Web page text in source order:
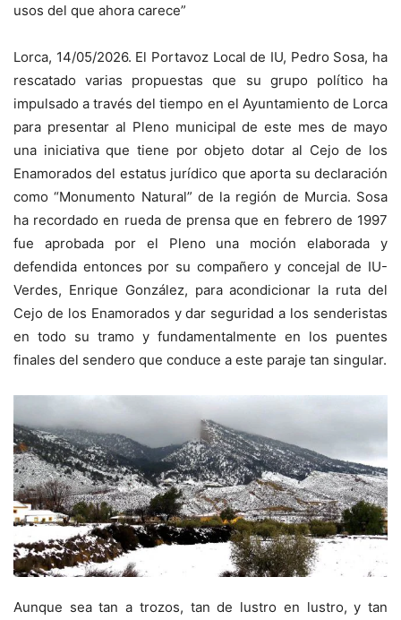
usos del que ahora carece”
Lorca, 14/05/2026. El Portavoz Local de IU, Pedro Sosa, ha
rescatado varias propuestas que su grupo político ha
impulsado a través del tiempo en el Ayuntamiento de Lorca
para presentar al Pleno municipal de este mes de mayo
una iniciativa que tiene por objeto dotar al Cejo de los
Enamorados del estatus jurídico que aporta su declaración
como “Monumento Natural” de la región de Murcia. Sosa
ha recordado en rueda de prensa que en febrero de 1997
fue aprobada por el Pleno una moción elaborada y
defendida entonces por su compañero y concejal de IU-
Verdes, Enrique González, para acondicionar la ruta del
Cejo de los Enamorados y dar seguridad a los senderistas
en todo su tramo y fundamentalmente en los puentes
finales del sendero que conduce a este paraje tan singular.
Aunque sea tan a trozos, tan de lustro en lustro, y tan